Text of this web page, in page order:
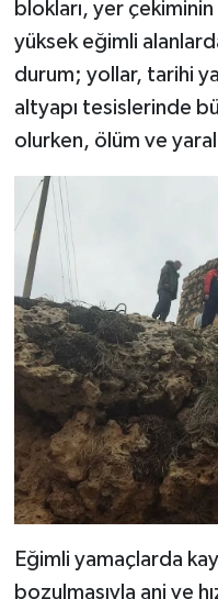
blokları, yer
yüksek eğimli
durum; yollar, tarihi
altyapı tesislerinde
olurken, ölüm ve
Eğimli yamaçlarda
bozulmasıyla ani ve